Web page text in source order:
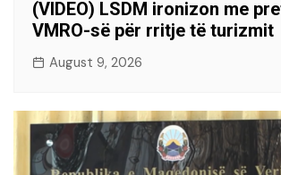
(VIDEO) LSDM ironizon me
VMRO-së për rritje të turizmit
August 9, 2026